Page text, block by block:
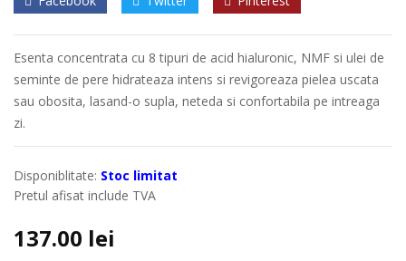
Esenta concentrata cu 8 tipuri de acid hialuronic, NMF si ulei de
seminte de pere hidrateaza intens si revigoreaza pielea uscata
sau obosita, lasand-o supla, neteda si confortabila pe intreaga
zi.
Disponiblitate: Stoc limitat
Pretul afisat include TVA
137.00 lei